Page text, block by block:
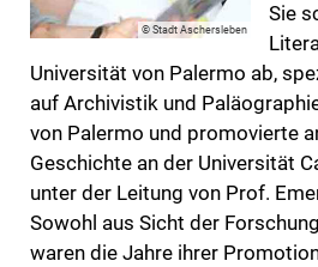
© Stadt Aschersleben
Sie
Universität von Palermo ab,
auf Archivistik und
von Palermo und promovierte
Geschichte an der Universität
unter der Leitung von Prof.
Sowohl aus Sicht der
waren die Jahre ihrer